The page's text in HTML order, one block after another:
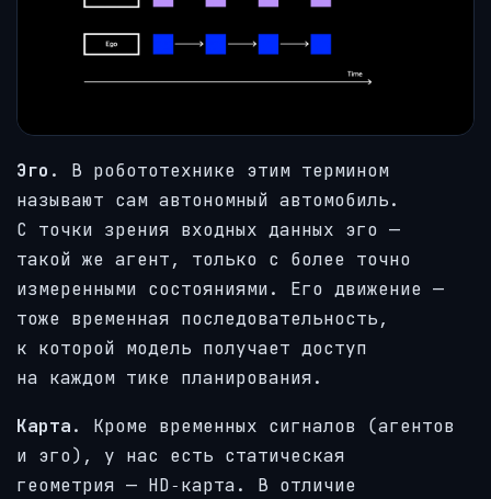
Эго . В робототехнике этим термином
называют сам автономный автомобиль.
С точки зрения входных данных эго —
такой же агент, только с более точно
измеренными состояниями. Его движение —
тоже временная последовательность,
к которой модель получает доступ
на каждом тике планирования.
Карта. Кроме временных сигналов (агентов
и эго), у нас есть статическая
геометрия — HD‑карта. В отличие